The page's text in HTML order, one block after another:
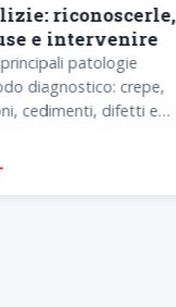
riconoscerle,
e intervenire
patologie
diagnostico: crepe,
difetti e